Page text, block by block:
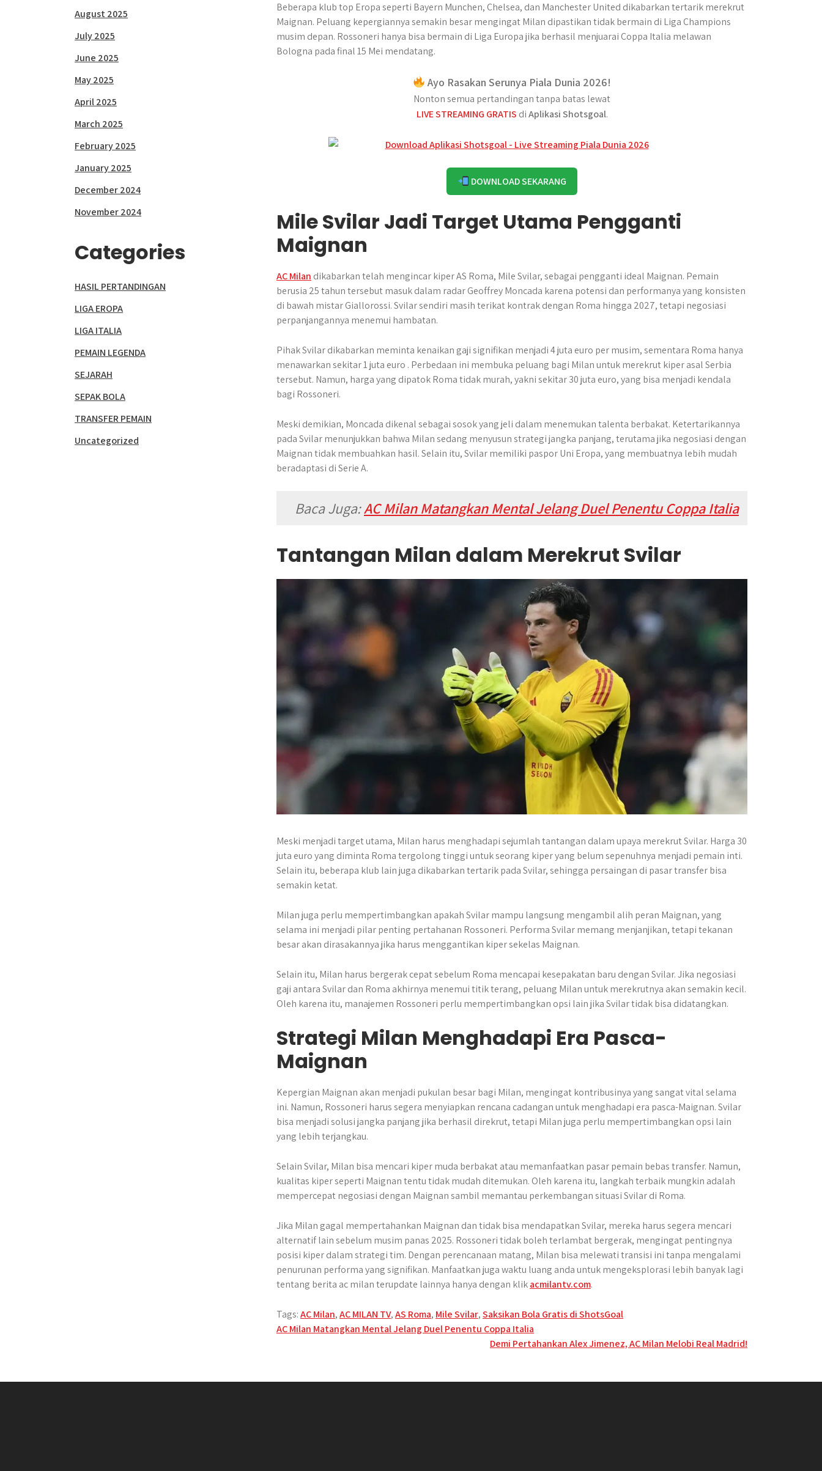
Beberapa klub top Eropa seperti Bayern Munchen, Chelsea, dan Manchester United dikabarkan tertarik merekrut
Maignan. Peluang kepergiannya semakin besar mengingat Milan dipastikan tidak bermain di Liga Champions
musim depan. Rossoneri hanya bisa bermain di Liga Europa jika berhasil menjuarai Coppa Italia melawan
Bologna pada final 15 Mei mendatang.
Ayo Rasakan Serunya Piala Dunia 2026!
Nonton semua pertandingan tanpa batas lewat
LIVE STREAMING GRATIS diAplikasi Shotsgoal.
DOWNLOAD SEKARANG
Mile Svilar Jadi Target Utama Pengganti
Maignan
AC Milan dikabarkan telah mengincar kiper AS Roma, Mile Svilar, sebagai pengganti ideal Maignan. Pemain
berusia 25 tahun tersebut masuk dalam radar Geoffrey Moncada karena potensi dan performanya yang konsisten
di bawah mistar Giallorossi. Svilar sendiri masih terikat kontrak dengan Roma hingga 2027, tetapi negosiasi
perpanjangannya menemui hambatan.
Pihak Svilar dikabarkan meminta kenaikan gaji signifikan menjadi 4 juta euro per musim, sementara Roma hanya
menawarkan sekitar 1 juta euro . Perbedaan ini membuka peluang bagi Milan untuk merekrut kiper asal Serbia
tersebut. Namun, harga yang dipatok Roma tidak murah, yakni sekitar 30 juta euro, yang bisa menjadi kendala
bagi Rossoneri.
Meski demikian, Moncada dikenal sebagai sosok yang jeli dalam menemukan talenta berbakat. Ketertarikannya
pada Svilar menunjukkan bahwa Milan sedang menyusun strategi jangka panjang, terutama jika negosiasi dengan
Maignan tidak membuahkan hasil. Selain itu, Svilar memiliki paspor Uni Eropa, yang membuatnya lebih mudah
beradaptasi di Serie A.
Baca Juga:AC Milan Matangkan Mental Jelang Duel Penentu Coppa Italia
Tantangan Milan dalam Merekrut Svilar
Meski menjadi target utama, Milan harus menghadapi sejumlah tantangan dalam upaya merekrut Svilar. Harga 30
juta euro yang diminta Roma tergolong tinggi untuk seorang kiper yang belum sepenuhnya menjadi pemain inti.
Selain itu, beberapa klub lain juga dikabarkan tertarik pada Svilar, sehingga persaingan di pasar transfer bisa
semakin ketat.
Milan juga perlu mempertimbangkan apakah Svilar mampu langsung mengambil alih peran Maignan, yang
selama ini menjadi pilar penting pertahanan Rossoneri. Performa Svilar memang menjanjikan, tetapi tekanan
besar akan dirasakannya jika harus menggantikan kiper sekelas Maignan.
Selain itu, Milan harus bergerak cepat sebelum Roma mencapai kesepakatan baru dengan Svilar. Jika negosiasi
gaji antara Svilar dan Roma akhirnya menemui titik terang, peluang Milan untuk merekrutnya akan semakin kecil.
Oleh karena itu, manajemen Rossoneri perlu mempertimbangkan opsi lain jika Svilar tidak bisa didatangkan.
Strategi Milan Menghadapi Era Pasca-
Maignan
Kepergian Maignan akan menjadi pukulan besar bagi Milan, mengingat kontribusinya yang sangat vital selama
ini. Namun, Rossoneri harus segera menyiapkan rencana cadangan untuk menghadapi era pasca-Maignan. Svilar
bisa menjadi solusi jangka panjang jika berhasil direkrut, tetapi Milan juga perlu mempertimbangkan opsi lain
yang lebih terjangkau.
Selain Svilar, Milan bisa mencari kiper muda berbakat atau memanfaatkan pasar pemain bebas transfer. Namun,
kualitas kiper seperti Maignan tentu tidak mudah ditemukan. Oleh karena itu, langkah terbaik mungkin adalah
mempercepat negosiasi dengan Maignan sambil memantau perkembangan situasi Svilar di Roma.
Jika Milan gagal mempertahankan Maignan dan tidak bisa mendapatkan Svilar, mereka harus segera mencari
alternatif lain sebelum musim panas 2025. Rossoneri tidak boleh terlambat bergerak, mengingat pentingnya
posisi kiper dalam strategi tim. Dengan perencanaan matang, Milan bisa melewati transisi ini tanpa mengalami
penurunan performa yang signifikan. Manfaatkan juga waktu luang anda untuk mengeksplorasi lebih banyak lagi
tentang berita ac milan terupdate lainnya hanya dengan klikacmilantv.com.
Tags:AC Milan,AC MILAN TV,AS Roma, Mile Svilar,Saksikan Bola Gratis di ShotsGoal
Post
AC Milan Matangkan Mental Jelang Duel Penentu Coppa Italia
Demi Pertahankan Alex Jimenez, AC Milan Melobi Real Madrid!
August 2025
July 2025
June 2025
May 2025
April 2025
March 2025
February 2025
January 2025
December 2024
November 2024
Categories
HASIL PERTANDINGAN
LIGA EROPA
LIGA ITALIA
PEMAIN LEGENDA
SEJARAH
SEPAK BOLA
TRANSFER PEMAIN
Uncategorized